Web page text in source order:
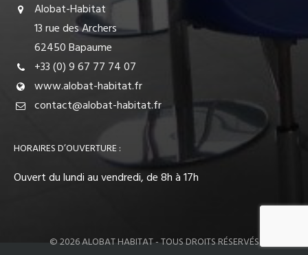
Alobat-Habitat
13 rue des Archers
62450 Bapaume
+33 (0) 9 67 77 74 07
www.alobat-habitat.fr
contact@alobat-habitat.fr
HORAIRES D’OUVERTURE :
Ouvert du lundi au vendredi, de 8h à 17h